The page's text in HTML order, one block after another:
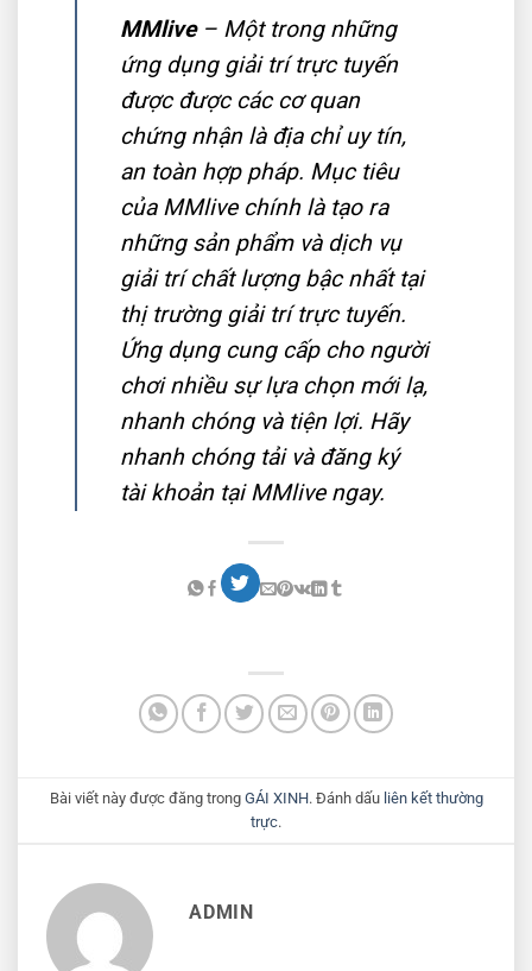
MMlive– Một trong những
ứng dụng giải trí trực tuyến
được được các cơ quan
chứng nhận là địa chỉ uy tín,
an toàn hợp pháp. Mục tiêu
của MMlive chính là tạo ra
những sản phẩm và dịch vụ
giải trí chất lượng bậc nhất tại
thị trường giải trí trực tuyến.
Ứng dụng cung cấp cho người
chơi nhiều sự lựa chọn mới lạ,
nhanh chóng và tiện lợi. Hãy
nhanh chóng tải và đăng ký
tài khoản tại MMlive ngay.
Bài viết này được đăng trong GÁI XINH. Đánh dấu liên kết thường
trực.
ADMIN